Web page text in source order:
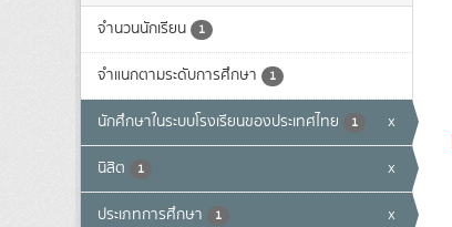
จำนวนนักเรียน 1
จำแนกตามระดับการศึกษา 1
นักศึกษาในระบบโรงเรียนของประเทศไทย 1 x
นิสิต 1 x
ประเภทการศึกษา 1 x